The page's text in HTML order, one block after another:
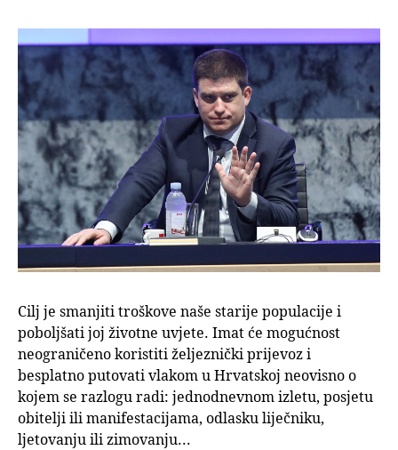
Cilj je smanjiti troškove naše starije populacije i
poboljšati joj životne uvjete. Imat će mogućnost
neograničeno koristiti željeznički prijevoz i
besplatno putovati vlakom u Hrvatskoj neovisno o
kojem se razlogu radi: jednodnevnom izletu, posjetu
obitelji ili manifestacijama, odlasku liječniku,
ljetovanju ili zimovanju...